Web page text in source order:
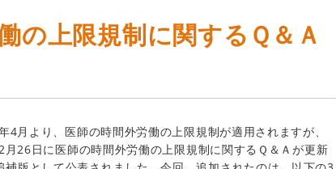
の上限規制に関するＱ＆Ａ
4月より、医師の時間外労働の上限規制が適用されますが、
月26日に医師の時間外労働の上限規制に関するＱ＆Ａが更新